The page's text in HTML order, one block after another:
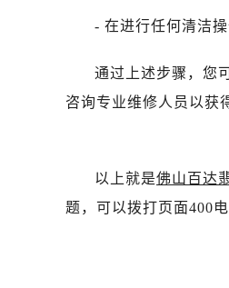
吉林省
吉林省
吉林省
辽宁省
辽宁省
辽宁省
- 在进行任何清洁
通过上述步骤，您
咨询专业维修人员以获
以上就是佛山百达
题，可以拨打页面400